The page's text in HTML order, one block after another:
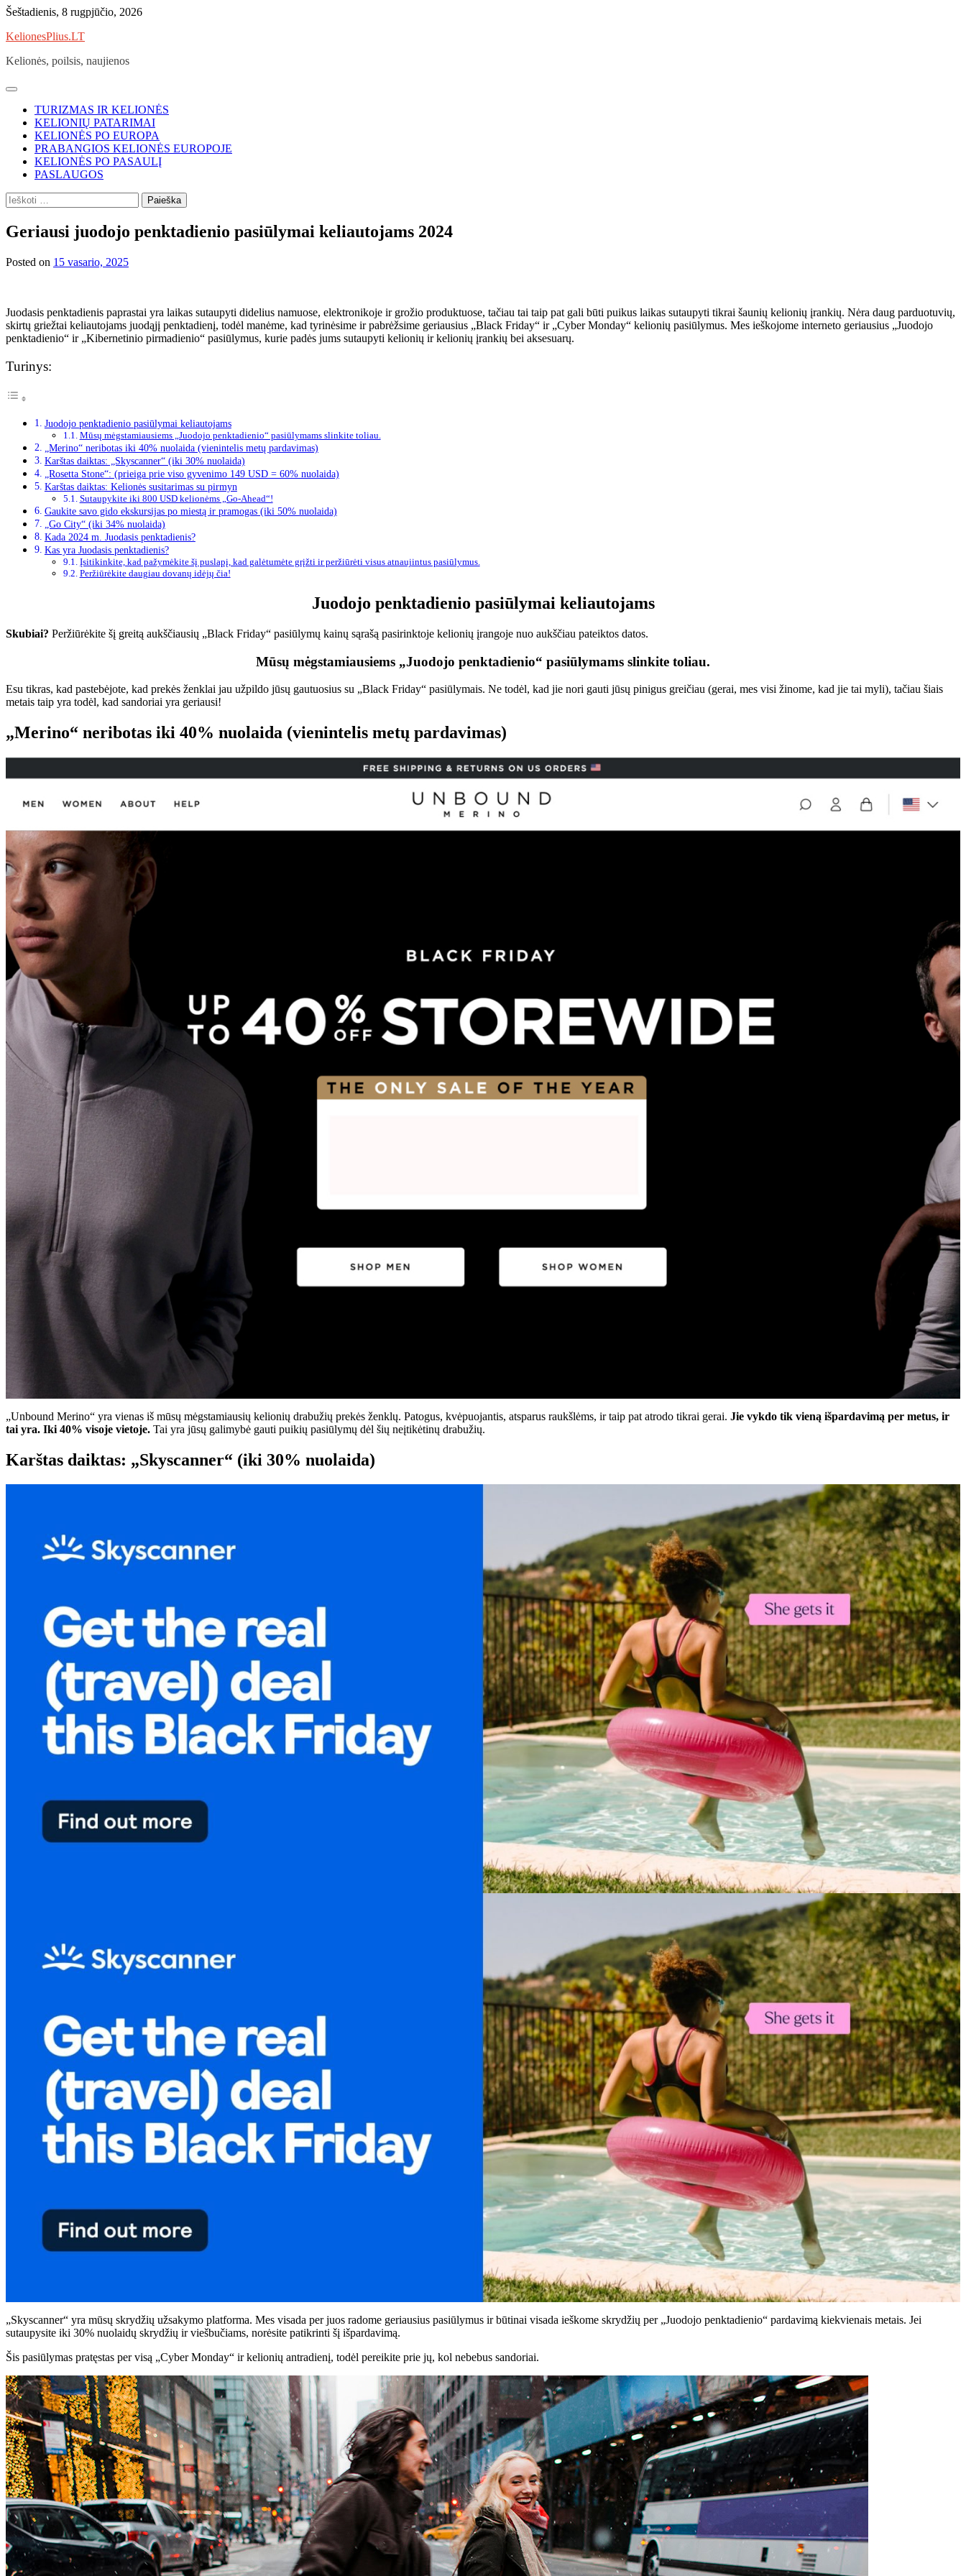
Skip
content
Šeštadienis, 8 rugpjūčio, 2026
KelionesPlius.LT
Kelionės, poilsis, naujienos
TURIZMAS IR KELIONĖS
KELIONIŲ PATARIMAI
KELIONĖS PO EUROPA
PRABANGIOS KELIONĖS EUROPOJE
KELIONĖS PO PASAULĮ
PASLAUGOS
Ieškoti:
Geriausi juodojo penktadienio pasiūlymai keliautojams 2024
Posted on 15 vasario, 2025
Juodasis penktadienis paprastai yra laikas sutaupyti didelius namuose, elektronikoje ir grožio produktuose, tačiau tai taip pat gali būti puikus laikas sutaupyti tikrai šaunių kelionių įrankių. Nėra daug parduotuvių,
skirtų griežtai keliautojams juodąjį penktadienį, todėl manėme, kad tyrinėsime ir pabrėžsime geriausius „Black Friday“ ir „Cyber ​​Monday“ kelionių pasiūlymus. Mes ieškojome interneto geriausius „Juodojo
penktadienio“ ir „Kibernetinio pirmadienio“ pasiūlymus, kurie padės jums sutaupyti kelionių ir kelionių įrankių bei aksesuarų.
Turinys:
Juodojo penktadienio pasiūlymai keliautojams
Mūsų mėgstamiausiems „Juodojo penktadienio“ pasiūlymams slinkite toliau.
„Merino“ neribotas iki 40% nuolaida (vienintelis metų pardavimas)
Karštas daiktas: „Skyscanner“ (iki 30% nuolaida)
„Rosetta Stone“: (prieiga prie viso gyvenimo 149 USD = 60% nuolaida)
Karštas daiktas: Kelionės susitarimas su pirmyn
Sutaupykite iki 800 USD kelionėms „Go-Ahead“!
Gaukite savo gido ekskursijas po miestą ir pramogas (iki 50% nuolaida)
„Go City“ (iki 34% nuolaida)
Kada 2024 m. Juodasis penktadienis?
Kas yra Juodasis penktadienis?
Įsitikinkite, kad pažymėkite šį puslapį, kad galėtumėte grįžti ir peržiūrėti visus atnaujintus pasiūlymus.
Peržiūrėkite daugiau dovanų idėjų čia!
Juodojo penktadienio pasiūlymai keliautojams
Skubiai? Peržiūrėkite šį greitą aukščiausių „Black Friday“ pasiūlymų kainų sąrašą pasirinktoje kelionių įrangoje nuo aukščiau pateiktos datos.
Mūsų mėgstamiausiems „Juodojo penktadienio“ pasiūlymams slinkite toliau.
Esu tikras, kad pastebėjote, kad prekės ženklai jau užpildo jūsų gautuosius su „Black Friday“ pasiūlymais. Ne todėl, kad jie nori gauti jūsų pinigus greičiau (gerai, mes visi žinome, kad jie tai myli), tačiau šiais
metais taip yra todėl, kad sandoriai yra geriausi!
„Merino“ neribotas iki 40% nuolaida (vienintelis metų pardavimas)
„Unbound Merino“ yra vienas iš mūsų mėgstamiausių kelionių drabužių prekės ženklų. Patogus, kvėpuojantis, atsparus raukšlėms, ir taip pat atrodo tikrai gerai. Jie vykdo tik vieną išpardavimą per metus, ir
tai yra. Iki 40% visoje vietoje. Tai yra jūsų galimybė gauti puikių pasiūlymų dėl šių neįtikėtinų drabužių.
Karštas daiktas: „Skyscanner“ (iki 30% nuolaida)
„Skyscanner“ yra mūsų skrydžių užsakymo platforma. Mes visada per juos radome geriausius pasiūlymus ir būtinai visada ieškome skrydžių per „Juodojo penktadienio“ pardavimą kiekvienais metais. Jei
sutaupysite iki 30% nuolaidų skrydžių ir viešbučiams, norėsite patikrinti šį išpardavimą.
Šis pasiūlymas pratęstas per visą „Cyber ​​Monday“ ir kelionių antradienį, todėl pereikite prie jų, kol nebebus sandoriai.